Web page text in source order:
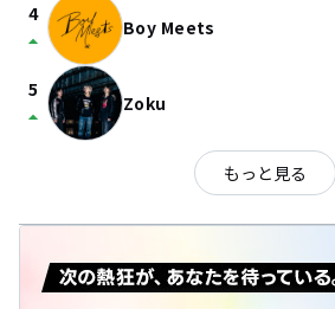
4
arrow_drop_up Boy Meets
5
arrow_drop_up Zoku
もっと見る